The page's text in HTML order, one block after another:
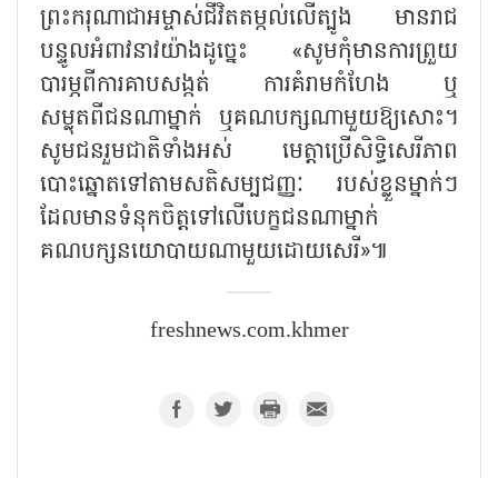
ព្រះករុណាជាអម្ចាស់ជីវិតតម្កល់លើត្បូង មានរាជ
បន្ទូលអំពាវនាវយ៉ាងដូច្នេះ «សូមកុំមានការព្រួយ
បារម្ភពីការគាបសង្កត់ ការគំរាមកំហែង ឬ
សម្លុតពីជនណាម្នាក់ ឬគណបក្សណាមួយឱ្យសោះ។
សូមជនរួមជាតិទាំងអស់ មេត្តាប្រើសិទ្ធិសេរីភាព
បោះឆ្នោតទៅតាមសតិសម្បជញ្ញៈ របស់ខ្លួនម្នាក់ៗ
ដែលមានទំនុកចិត្តទៅលើបេក្ខជនណាម្នាក់
គណបក្សនយោបាយណាមួយដោយសេរី»៕
freshnews.com.khmer